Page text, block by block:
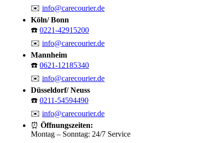
✉️ info@carecourier.de
Köln/ Bonn
☎️ 0221-42915200
✉️ info@carecourier.de
Mannheim
☎️ 0621-12185340
✉️ info@carecourier.de
Düsseldorf/ Neuss
☎️ 0211-54594490
✉️ info@carecourier.de
⏰ Öffnungszeiten:
Montag – Sonntag: 24/7 Service